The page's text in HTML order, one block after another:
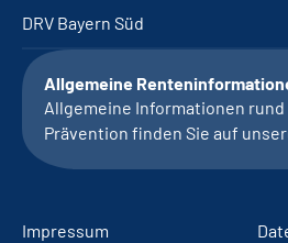
DRV Bayern Süd
Allgemeine
Allgemeine Informationen rund
Prävention finden Sie auf
Impressum